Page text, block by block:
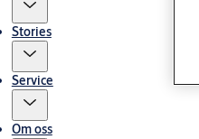
Stories
Service
Om oss